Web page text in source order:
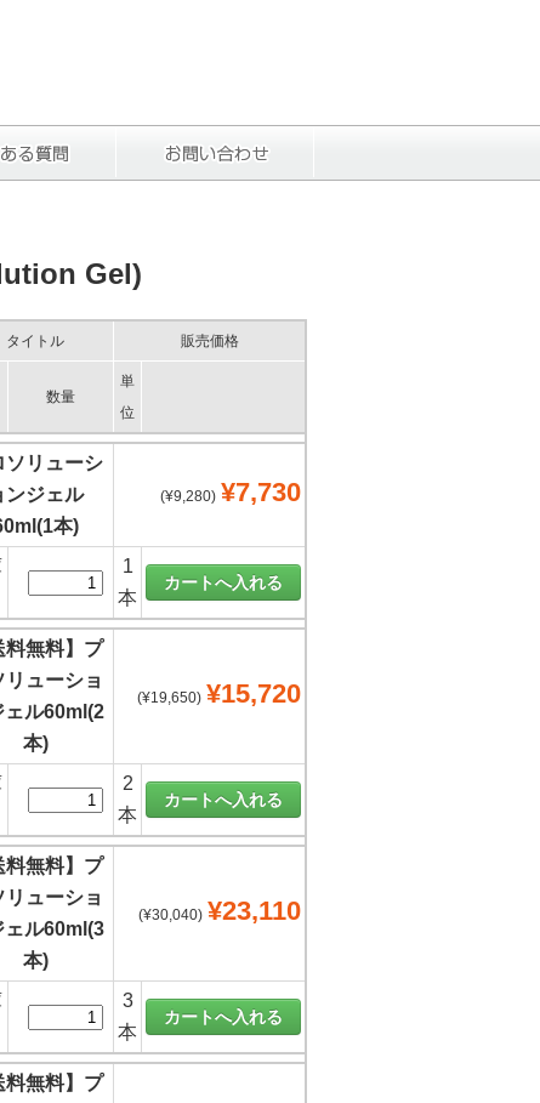
Gel)
タイトル 販売価格
数量
単
位
ソリューシ
ンジェル
本)
(¥9,280) ¥7,730
1
本
料無料】プ
リューショ
ェル60ml(2
本)
(¥19,650) ¥15,720
2
本
料無料】プ
リューショ
ェル60ml(3
本)
(¥30,040) ¥23,110
3
本
料無料】プ